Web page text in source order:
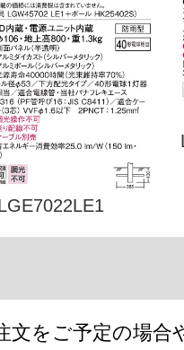
文をご予定の場合